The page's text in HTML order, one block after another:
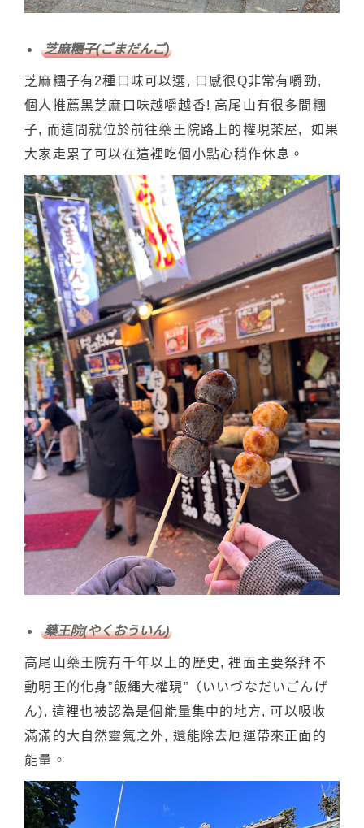
芝麻糰子(ごまだんご)
芝麻糰子有2種口味可以選, 口感很Q非常有嚼勁,
個人推薦黑芝麻口味越嚼越香! 高尾山有很多間糰
子, 而這間就位於前往藥王院路上的權現茶屋, 如果
大家走累了可以在這裡吃個小點心稍作休息。
藥王院(やくおういん)
高尾山藥王院有千年以上的歷史, 裡面主要祭拜不
動明王的化身”飯繩大權現”（いいづなだいごんげ
ん), 這裡也被認為是個能量集中的地方, 可以吸收
滿滿的大自然靈氣之外, 還能除去厄運帶來正面的
能量。